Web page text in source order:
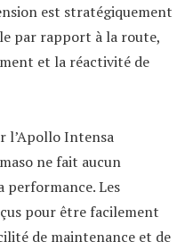
est stratégiquement
par rapport à la route,
et la réactivité de
l’Apollo Intensa
ne fait aucun
performance. Les
pour être facilement
de maintenance et de